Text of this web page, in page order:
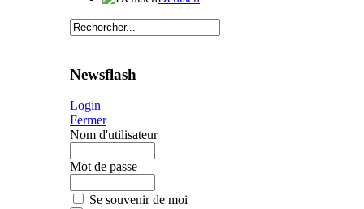
Newsflash
Login
Fermer
Nom d'utilisateur
Mot de passe
Se souvenir de moi